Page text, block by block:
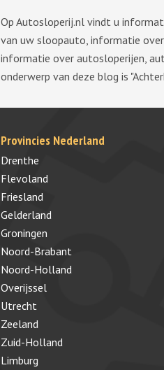
Op Autosloperij.nl vindt u
van uw sloopauto, informatie over
informatie over autosloperijen,
onderwerp van deze blog is
Provincies Nederland
Drenthe
Flevoland
Friesland
Gelderland
Groningen
Noord-Brabant
Noord-Holland
Overijssel
Utrecht
Zeeland
Zuid-Holland
Limburg